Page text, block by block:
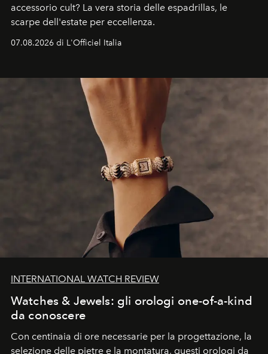
accessorio cult? La vera storia delle espadrillas, le
scarpe dell'estate per eccellenza.
07.08.2026 di L'Officiel Italia
INTERNATIONAL WATCH REVIEW
Watches & Jewels: gli orologi one-of-a-kind
da conoscere
Con centinaia di ore necessarie per la progettazione, la
selezione delle pietre e la montatura, questi orologi da